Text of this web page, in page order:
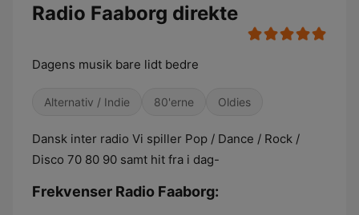
Radio Faaborg direkte
Dagens musik bare lidt bedre
Alternativ / Indie 80'erne Oldies
Dansk inter radio Vi spiller Pop / Dance / Rock /
Disco 70 80 90 samt hit fra i dag-
Frekvenser Radio Faaborg: